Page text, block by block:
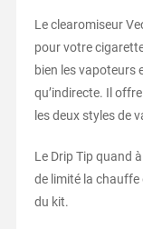
Le clearomiseur
pour votre
bien les vapoteurs
qu’indirecte. Il
les deux styles de
Le Drip Tip quand
de limité la chauffe
du kit.